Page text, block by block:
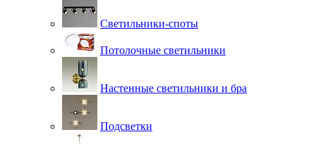
Светильники-споты
Потолочные светильники
Настенные светильники и бра
Подсветки